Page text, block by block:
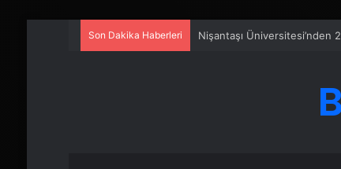
Son Dakika Haberleri Petmona : Kedi Maması ve